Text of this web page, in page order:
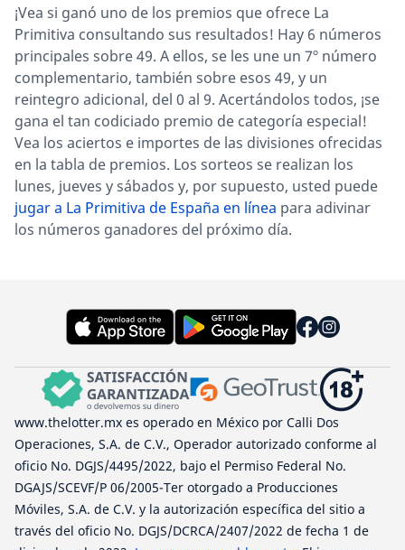
¡Vea si ganó uno de los premios que ofrece La
Primitiva consultando sus resultados! Hay 6 números
principales sobre 49. A ellos, se les une un 7º número
complementario, también sobre esos 49, y un
reintegro adicional, del 0 al 9. Acertándolos todos, ¡se
gana el tan codiciado premio de categoría especial!
Vea los aciertos e importes de las divisiones ofrecidas
en la tabla de premios. Los sorteos se realizan los
lunes, jueves y sábados y, por supuesto, usted puede
jugar a La Primitiva de España en línea para adivinar
los números ganadores del próximo día.
www.thelotter.mx es operado en México por Calli Dos
Operaciones, S.A. de C.V., Operador autorizado conforme al
oficio No. DGJS/4495/2022, bajo el Permiso Federal No.
DGAJS/SCEVF/P 06/2005-Ter otorgado a Producciones
Móviles, S.A. de C.V. y la autorización específica del sitio a
través del oficio No. DGJS/DCRCA/2407/2022 de fecha 1 de